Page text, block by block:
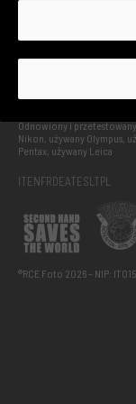
Odnowiony i
Nikon, używany Olympus,
Pentax, używany Leica
ITENFRDEATESLTPL
®RCE Foto 2026 – NIP: